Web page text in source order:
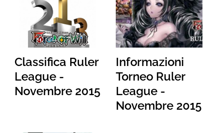
Classifica Ruler
League -
Novembre 2015
Informazioni
Torneo Ruler
League -
Novembre 2015